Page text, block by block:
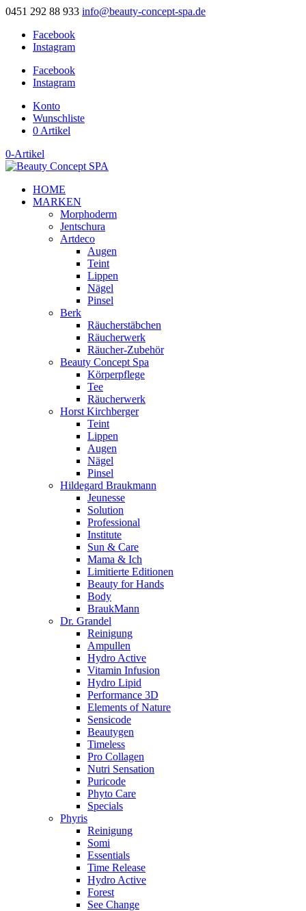
0451 292 88 933 info@beauty-concept-spa.de
Facebook
Instagram
Facebook
Instagram
Konto
Wunschliste
0 Artikel
0-Artikel
HOME
MARKEN
Morphoderm
Jentschura
Artdeco
Augen
Teint
Lippen
Nägel
Pinsel
Berk
Räucherstäbchen
Räucherwerk
Räucher-Zubehör
Beauty Concept Spa
Körperpflege
Tee
Räucherwerk
Horst Kirchberger
Teint
Lippen
Augen
Nägel
Pinsel
Hildegard Braukmann
Jeunesse
Solution
Professional
Institute
Sun & Care
Mama & Ich
Limitierte Editionen
Beauty for Hands
Body
BraukMann
Dr. Grandel
Reinigung
Ampullen
Hydro Active
Vitamin Infusion
Hydro Lipid
Performance 3D
Elements of Nature
Sensicode
Beautygen
Timeless
Pro Collagen
Nutri Sensation
Puricode
Phyto Care
Specials
Phyris
Reinigung
Somi
Essentials
Time Release
Hydro Active
Forest
See Change